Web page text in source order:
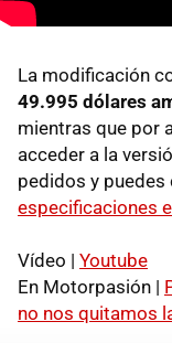
La modificación
49.995 dólares
mientras que por
acceder a la
pedidos y
especificaciones
Vídeo | Youtube
En Motorpasión |
no nos quitamos